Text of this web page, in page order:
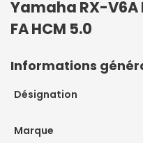
Yamaha RX-V6A
FA HCM 5.0
Informations
Désignation
Marque